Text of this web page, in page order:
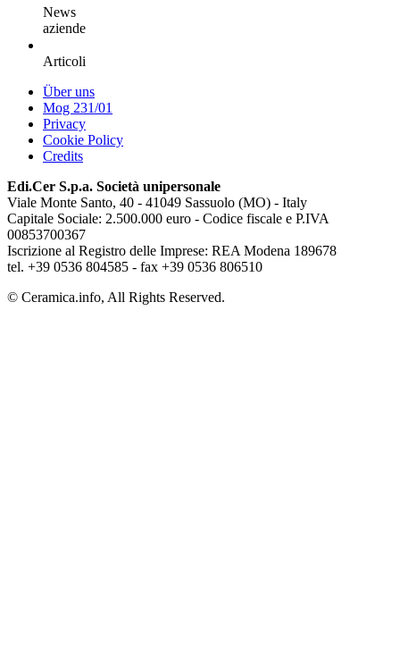
News
aziende
Articoli
Über uns
Mog 231/01
Privacy
Cookie Policy
Credits
Edi.Cer S.p.a. Società unipersonale
Viale Monte Santo, 40 - 41049 Sassuolo (MO) - Italy
Capitale Sociale: 2.500.000 euro - Codice fiscale e P.IVA
00853700367
Iscrizione al Registro delle Imprese: REA Modena 189678
tel. +39 0536 804585 - fax +39 0536 806510
© Ceramica.info, All Rights Reserved.